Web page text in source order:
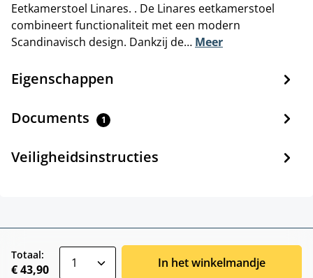
Eetkamerstoel Linares. . De Linares eetkamerstoel
combineert functionaliteit met een modern
Scandinavisch design. Dankzij de… Meer
Eigenschappen
Documents 1
Veiligheidsinstructies
Totaal:
€ 43,90 In het winkelmandje